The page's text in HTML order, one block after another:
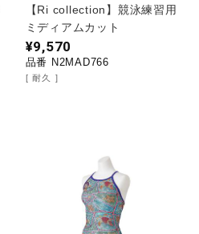
【Ri collection】競泳練習用
ミディアムカット
¥9,570
品番 N2MAD766
耐久